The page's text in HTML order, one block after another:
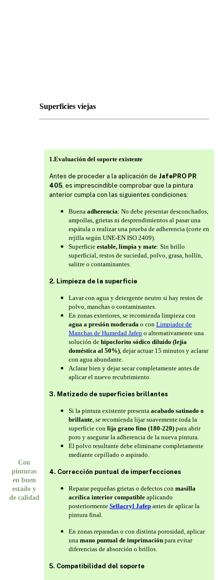
Superficies viejas
Con
pinturas
en buen
estado y
de calidad
1.Evaluación del soporte existente
Antes de proceder a la aplicación de JafePRO PR
405 , es imprescindible comprobar que la pintura
anterior cumpla con las siguientes condiciones:
Buena adherencia: No debe presentar desconchados,
ampollas, grietas ni desprendimientos al pasar una
espátula o realizar una prueba de adherencia (corte en
rejilla según UNE-EN ISO 2409).
Superficie estable, limpia y mate: Sin brillo
superficial, restos de suciedad, polvo, grasa, hollín,
salitre o contaminantes.
2. Limpieza de la superficie
Lavar con agua y detergente neutro si hay restos de
polvo, manchas o contaminantes.
En zonas exteriores, se recomienda limpieza con
agua a presión moderada o con Limpiador de
Manchas de Humedad Jafep o alternativamente una
solución de hipoclorito sódico diluido (lejía
doméstica al 50%) , dejar actuar 15 minutos y aclarar
con agua abundante.
Aclarar bien y dejar secar completamente antes de
aplicar el nuevo recubrimiento.
3. Matizado de superficies brillantes
Si la pintura existente presenta acabado satinado o
brillante , se recomienda lijar suavemente toda la
superficie con lija grano fino (180-220) para abrir
poro y asegurar la adherencia de la nueva pintura.
El polvo resultante debe eliminarse completamente
mediante cepillado o aspirado.
4. Corrección puntual de imperfecciones
Reparar pequeñas grietas o defectos con masilla
acrílica interior compatible aplicando
posteriormente Sellacryl Jafep antes de aplicar la
pintura final.
En zonas reparadas o con distinta porosidad, aplicar
una mano puntual de imprimación para evitar
diferencias de absorción o brillos.
5. Compatibilidad del soporte